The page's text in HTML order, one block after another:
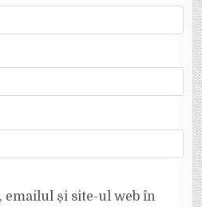
emailul și site-ul web în